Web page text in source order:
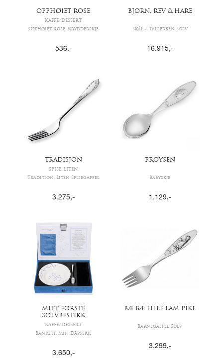
OPPHØIET ROSE
KAFFE/DESSERT
Opphøiet Rose, Krydderskje
536,-
BJØRN, REV & HARE
Skål / Tallerken Sølv
16.915,-
TRADISJON
SPISE, LITEN
Tradition, Liten Spisegaffel
3.275,-
PRØYSEN
Babyskje
1.129,-
MITT FØRSTE
SØLVBESTIKK
KAFFE/DESSERT
Bankett, Min Dåpsskje
3.650,-
BÆ BÆ LILLE LAM PIKE
Barnegaffel Sølv
3.299,-